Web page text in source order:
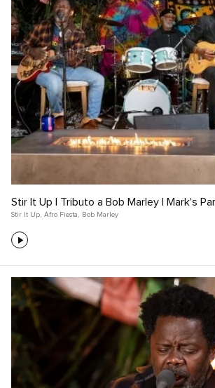
Stir It Up | Tributo a Bob Marley | Mark's
Stir It Up, Afro Fiesta , Bob Marley